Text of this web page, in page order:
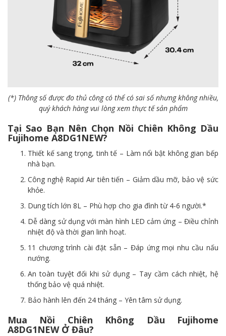
(*) Thông số được đo thủ công có thể có sai số nhưng không nhiều,
quý khách hàng vui lòng xem thực tế sản phẩm
Tại Sao Bạn Nên Chọn Nồi Chiên Không Dầu
Fujihome A8DG1NEW?
Thiết kế sang trọng, tinh tế – Làm nổi bật không gian bếp
nhà bạn.
Công nghệ Rapid Air tiên tiến – Giảm dầu mỡ, bảo vệ sức
khỏe.
Dung tích lớn 8L – Phù hợp cho gia đình từ 4-6 người.*
Dễ dàng sử dụng với màn hình LED cảm ứng – Điều chỉnh
nhiệt độ và thời gian linh hoạt.
11 chương trình cài đặt sẵn – Đáp ứng mọi nhu cầu nấu
nướng.
An toàn tuyệt đối khi sử dụng – Tay cầm cách nhiệt, hệ
thống bảo vệ quá nhiệt.
Bảo hành lên đến 24 tháng – Yên tâm sử dụng.
Mua Nồi Chiên Không Dầu Fujihome
A8DG1NEW Ở Đâu?